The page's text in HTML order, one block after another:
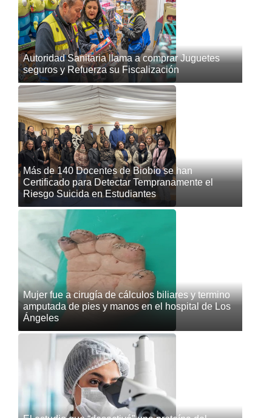
Autoridad Sanitaria llama a comprar Juguetes
seguros y Refuerza su Fiscalización
Más de 140 Docentes de Biobío se han
Certificado para Detectar Tempranamente el
Riesgo Suicida en Estudiantes
Mujer fue a cirugía de cálculos biliares y termino
amputada de pies y manos en el hospital de Los
Ángeles